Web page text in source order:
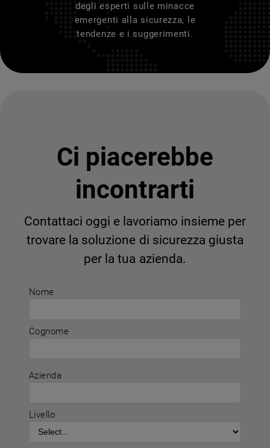
degli esperti sulle minacce
emergenti alla sicurezza, le
tendenze e i suggerimenti.
Nome
Cognome
Azienda
Livello
Ci piacerebbe
incontrarti
Contattaci oggi e lavoriamo insieme per
trovare la soluzione di sicurezza giusta
per la tua azienda.